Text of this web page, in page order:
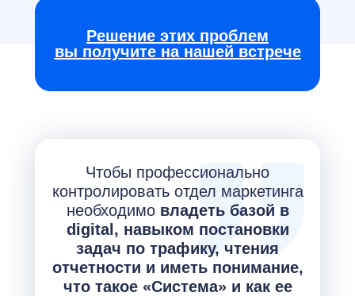
Решение этих проблем
вы получите на нашей встрече
Чтобы профессионально
контролировать отдел маркетинга
необходимо владеть базой в
digital, навыком постановки
задач по трафику, чтения
отчетности и иметь понимание,
что такое «Система» и как ее